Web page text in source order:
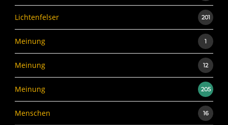
Lichtenfelser 201
Meinung 1
Meinung 12
Meinung 205
Menschen 16